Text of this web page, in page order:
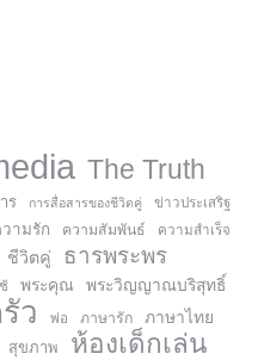
The Truth
ร การสื่อสารของชีวิตคู่ ข่าวประเสริฐ
ามรัก ความสัมพันธ์ ความสำเร็จ
ชีวิตคู่ ธารพระพร
พระคุณ
พระวิญญาณบริสุทธิ์
ว พ่อ ภาษารัก ภาษาไทย
สุขภาพ ห้องเด็กเล่น